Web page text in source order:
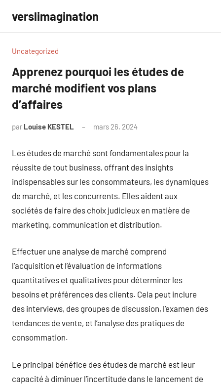
contenu
verslimagination
Uncategorized
Apprenez pourquoi les études de
marché modifient vos plans
d’affaires
par Louise KESTEL mars 26, 2024
Les études de marché sont fondamentales pour la
réussite de tout business, offrant des insights
indispensables sur les consommateurs, les dynamiques
de marché, et les concurrents. Elles aident aux
sociétés de faire des choix judicieux en matière de
marketing, communication et distribution.
Effectuer une analyse de marché comprend
l’acquisition et l’évaluation de informations
quantitatives et qualitatives pour déterminer les
besoins et préférences des clients. Cela peut inclure
des interviews, des groupes de discussion, l’examen des
tendances de vente, et l’analyse des pratiques de
consommation.
Le principal bénéfice des études de marché est leur
capacité à diminuer l’incertitude dans le lancement de